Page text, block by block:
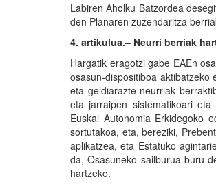
Labiren Aholku Batzordea
den Planaren zuzendaritza
4. artikulua.– Neurri berriak
Hargatik eragotzi gabe EAEn
osasun-dispositiboa
eta geldiarazte-neurriak
eta jarraipen sistematikoari
Euskal Autonomia Erkidegoko
sortutakoa, eta, bereziki,
aplikatzea, eta Estatuko
da, Osasuneko sailburua buru
hartzeko.